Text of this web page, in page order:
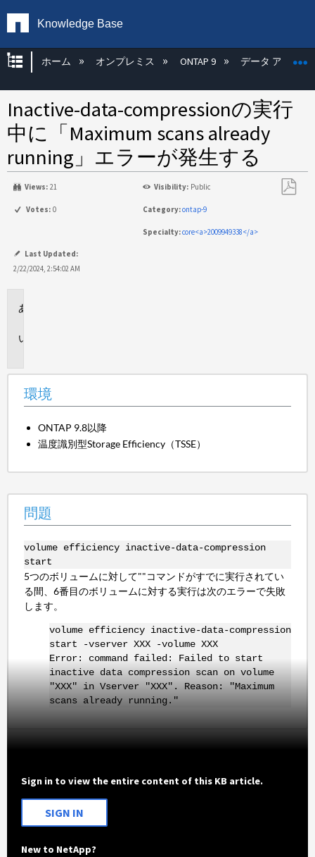
Knowledge Base
グローバル階層を展開/折りたたむ
ホーム オンプレミス ONTAP 9 データ アクセス
Inactive-data-compressionの実行
中に「Maximum scans already
running」エラーが発生する
Views: 21 Visibility: Public
Votes: 0 Category:ontap-9
Specialty:core<a>2009949338</a>
Last Updated:
2/22/2024, 2:54:02 AM
環境
ONTAP 9.8以降
温度識別型Storage Efficiency（TSSE）
問題
volume efficiency inactive-data-compression
start
5つのボリュームに対して""コマンドがすでに実行されてい
る間、6番目のボリュームに対する実行は次のエラーで失敗
します。
volume efficiency inactive-data-compression
start -vserver XXX -volume XXX
Error: command failed: Failed to start
inactive data compression scan on volume
"XXX" in Vserver "XXX". Reason: "Maximum
scans already running."
Sign in to view the entire content of this KB article.
SIGN IN
New to NetApp?